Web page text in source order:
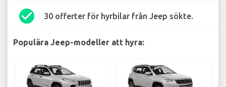
check_circle 30 offerter för hyrbilar från Jeep sökte.
Populära Jeep-modeller att hyra: